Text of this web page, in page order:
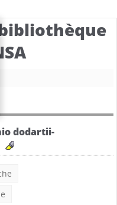
dodartii-